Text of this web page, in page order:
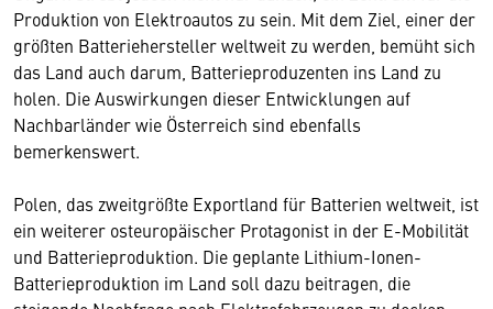
Produktion von Elektroautos zu sein. Mit dem Ziel, einer der
größten Batteriehersteller weltweit zu werden, bemüht sich
das Land auch darum, Batterieproduzenten ins Land zu
holen. Die Auswirkungen dieser Entwicklungen auf
Nachbarländer wie Österreich sind ebenfalls
bemerkenswert.
Polen, das zweitgrößte Exportland für Batterien weltweit, ist
ein weiterer osteuropäischer Protagonist in der E-Mobilität
und Batterieproduktion. Die geplante Lithium-Ionen-
Batterieproduktion im Land soll dazu beitragen, die